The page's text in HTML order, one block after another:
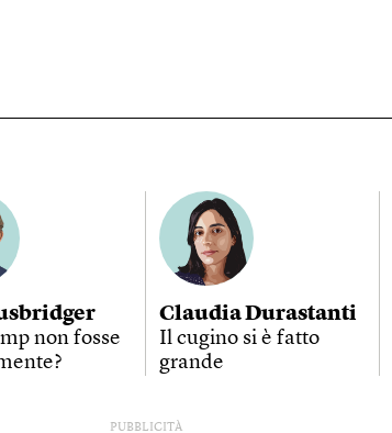
non fosse
Claudia Durastanti
Il cugino si è fatto
grande
PUBBLICITÀ